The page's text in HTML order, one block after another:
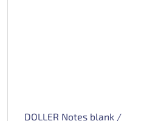
DOLLER Notes blank /